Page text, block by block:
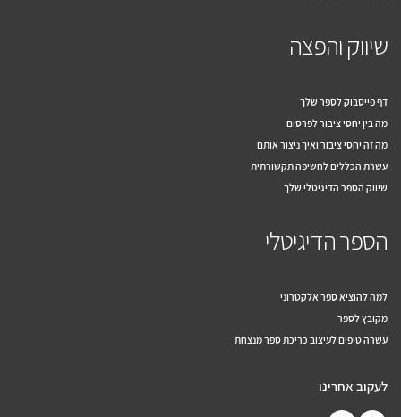
שיווק והפצה
דף פייסבוק לספר שלך
מה בין יחסי ציבור לפרסום
מה זה יחסי ציבור ואיך ניצור אותם
עשרת הכללים לחשיפה תקשורתית
שיווק הספר הדיגיטלי שלך
הספר הדיגיטלי
למה להוציא ספר אלקטרוני
מקובץ לספר
עשרה טיפים לעיצוב כריכת ספר מנצחת
לעקוב אחרינו